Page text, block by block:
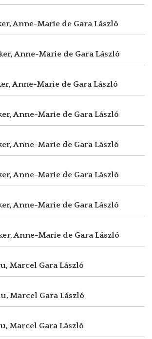
Anne-Marie de Gara László
Anne-Marie de Gara László
Anne-Marie de Gara László
Anne-Marie de Gara László
Anne-Marie de Gara László
Anne-Marie de Gara László
Anne-Marie de Gara László
Anne-Marie de Gara László
Marcel Gara László
Marcel Gara László
Marcel Gara László